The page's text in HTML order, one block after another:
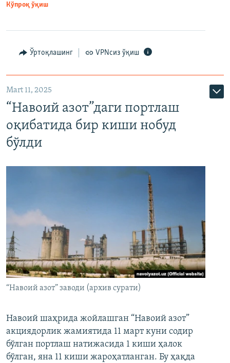
Кўпроқ ўқиш
Ўртоқлашинг VPNсиз ўқиш
Mart 11, 2025
“Навоий азот”даги портлаш
оқибатида бир киши нобуд
бўлди
“Навоий азот” заводи (архив сурати)
Навоий шаҳрида жойлашган “Навоий азот”
акциядорлик жамиятида 11 март куни содир
бўлган портлаш натижасида 1 киши ҳалок
бўлган, яна 11 киши жароҳатланган. Бу ҳақда